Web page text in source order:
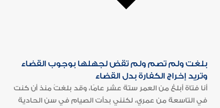
بلغت ولم تصم ولم تقض لجهلها بوجوب القضاء
وتريد إخراج الكفارة بدل القضاء
أنا فتاة أبلغ من العمر ستة عشر عامًا، وقد بلغتُ منذ أن كنت
في التاسعة من عمري، لكنني بدأت الصيام في سن الحادية